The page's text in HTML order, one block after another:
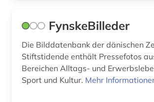
indien (1)
industrie (1)
internationales recht (1)
internierungslager (1)
FynskeBilleder
Die Bilddatenbank der dänischen
Stiftstidende enthält Pressefotos
Bereichen Alltags- und Erwerbsleben, Politik,
Sport und Kultur. Mehr